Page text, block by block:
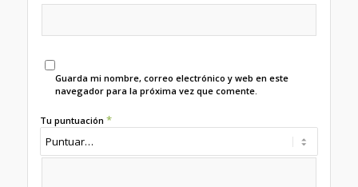
Guarda mi nombre, correo electrónico y web en este
navegador para la próxima vez que comente.
Tu puntuación *